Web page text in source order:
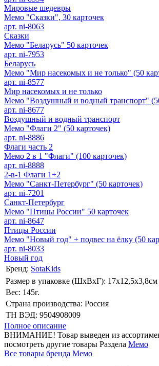
Мировые шедевры
Мемо "Сказки", 30 карточек
арт. ni-8063
Сказки
Мемо "Беларусь" 50 карточек
арт. ni-7953
Беларусь
Мемо "Мир насекомых и не только" (50
арт. ni-8577
Мир насекомых и не только
Мемо "Воздушный и водный транспорт"
арт. ni-8677
Воздушный и водный транспорт
Мемо "Флаги 2" (50 карточек)
арт. ni-8886
Флаги часть 2
Мемо 2 в 1 "Флаги" (100 карточек)
арт. ni-8888
2-в-1 Флаги 1+2
Мемо "Санкт-Петербург" (50 карточек)
арт. ni-7201
Санкт-Петербург
Мемо "Птицы России" 50 карточек
арт. ni-8647
Птицы России
Мемо "Новый год" + подвес на ёлку (50
арт. ni-8033
Новый год
Бренд: SotaKids
Размер в упаковке (ШхВxГ): 17х12,5х3,8cм
Вес: 145г.
Страна производства: Россия
ТН ВЭД: 9504908009
Полное описание
ВНИМАНИЕ! Товар выведен из
посмотреть другие товары Раздела Мемо
Все товары бренда Мемо